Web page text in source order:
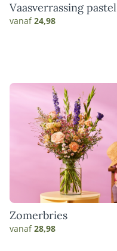
Vaasverrassing pastel
vanaf24,98
Zomerbries
vanaf28,98